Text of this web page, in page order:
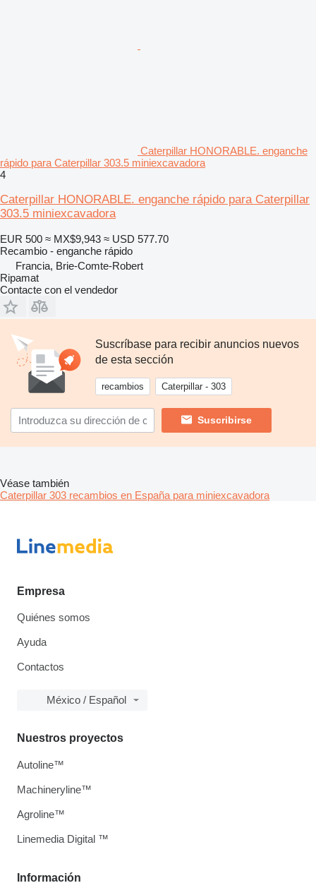
Caterpillar HONORABLE. enganche
rápido para Caterpillar 303.5 miniexcavadora
4
Caterpillar HONORABLE. enganche rápido para Caterpillar
303.5 miniexcavadora
EUR 500 ≈ MX$9,943 ≈ USD 577.70
Recambio - enganche rápido
Francia, Brie-Comte-Robert
Ripamat
Contacte con el vendedor
Suscríbase para recibir anuncios nuevos
de esta sección
recambios Caterpillar - 303
Suscribirse
Véase también
Caterpillar 303 recambios en España para miniexcavadora
Empresa
Quiénes somos
Ayuda
Contactos
México / Español
Información
Nuestros proyectos
Autoline™
Machineryline™
Agroline™
Linemedia Digital ™